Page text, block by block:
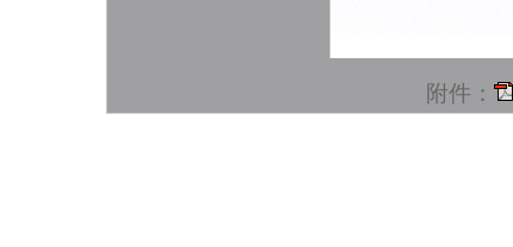
附件：